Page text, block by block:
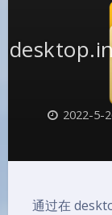
2022-5-
通过在